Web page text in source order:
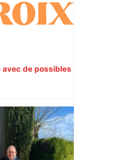
de possibles